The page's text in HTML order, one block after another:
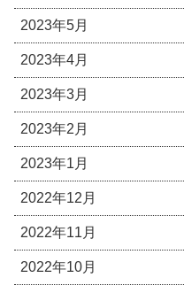
2023年5月
2023年4月
2023年3月
2023年2月
2023年1月
2022年12月
2022年11月
2022年10月